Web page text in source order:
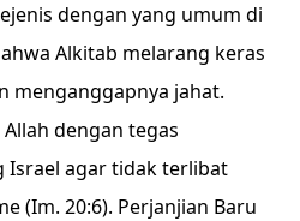
dengan yang umum di
Alkitab melarang keras
menganggapnya jahat.
dengan tegas
Israel agar tidak terlibat
(Im. 20:6). Perjanjian Baru